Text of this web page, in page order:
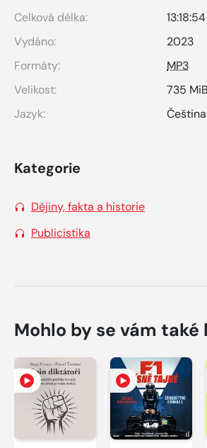
Celková délka:
Vydáno:
2023
Formáty:
MP3
Velikost:
735 MiB
Jazyk:
Čeština
Kategorie
Dějiny, fakta a historie
Publicistika
Mohlo by se vám